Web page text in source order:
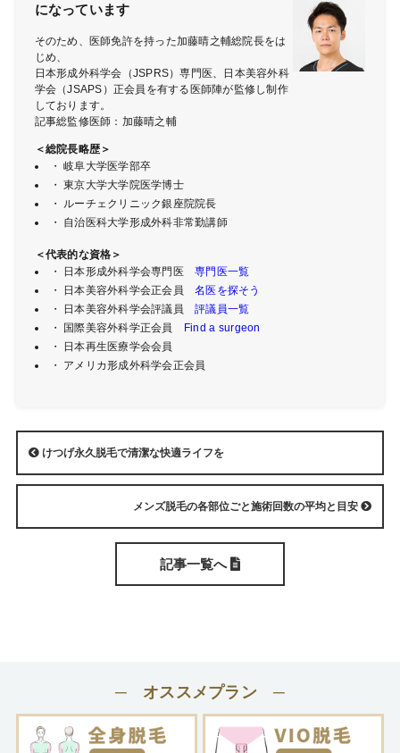
になっています
そのため、医師免許を持った加藤晴之輔総院長をは
じめ、
日本形成外科学会（JSPRS）専門医、日本美容外科
学会（JSAPS）正会員を有する医師陣が監修し制作
しております。
記事総監修医師：加藤晴之輔
＜総院長略歴＞
・ 岐阜大学医学部卒
・ 東京大学大学院医学博士
・ ルーチェクリニック銀座院院長
・ 自治医科大学形成外科非常勤講師
＜代表的な資格＞
・ 日本形成外科学会専門医専門医一覧
・ 日本美容外科学会正会員名医を探そう
・ 日本美容外科学会評議員評議員一覧
・ 国際美容外科学正会員 Find a surgeon
・ 日本再生医療学会会員
・ アメリカ形成外科学会正会員
けつげ永久脱毛で清潔な快適ライフを
メンズ脱毛の各部位ごと施術回数の平均と目安
記事一覧へ
─ オススメプラン ─